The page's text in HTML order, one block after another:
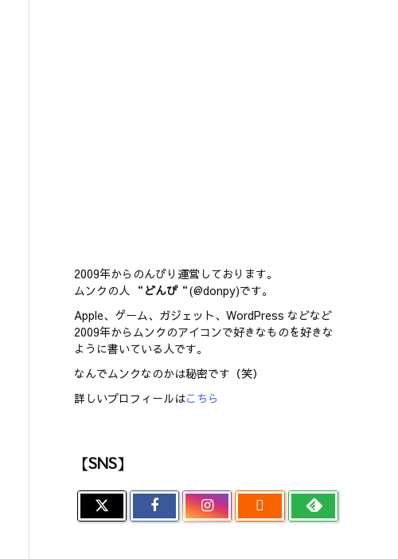
2009年からのんびり運営しております。
ムンクの人 “ どんぴ“(@donpy)です。
Apple、ゲーム、ガジェット、WordPress などなど
2009年からムンクのアイコンで好きなものを好きな
ように書いている人です。
なんでムンクなのかは秘密です（笑）
詳しいプロフィールはこちら
【SNS】
